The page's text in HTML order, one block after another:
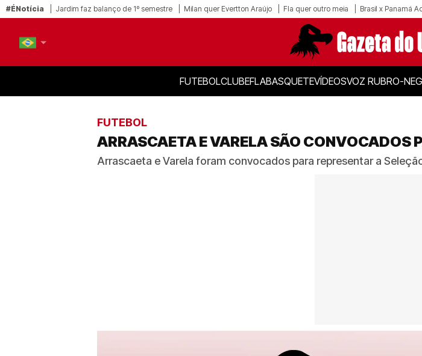
#ÉNotícia Jardim faz balanço de 1º semestre Milan quer Evertton Araújo Fla quer outro meia Brasil x Panamá
FUTEBOLCLUBEFLABASQUETEVÍDEOSVOZ RUBRO-
FUTEBOL
ARRASCAETA E VARELA SÃO CONVOCADOS
Arrascaeta e Varela foram convocados para representar a